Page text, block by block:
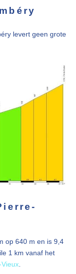
levert geen grote
op 640 m en is 9,4
1 km vanaf het